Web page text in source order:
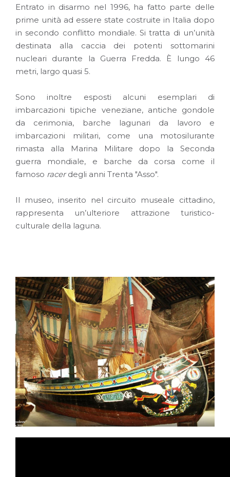
Entrato in disarmo nel 1996, ha fatto parte delle
prime unità ad essere state costruite in Italia dopo
in secondo conflitto mondiale. Si tratta di un’unità
destinata alla caccia dei potenti sottomarini
nucleari durante la Guerra Fredda. È lungo 46
metri, largo quasi 5.
Sono inoltre esposti alcuni esemplari di
imbarcazioni tipiche veneziane, antiche gondole
da cerimonia, barche lagunari da lavoro e
imbarcazioni militari, come una motosilurante
rimasta alla Marina Militare dopo la Seconda
guerra mondiale, e barche da corsa come il
famoso racerdegli anni Trenta "Asso".
Il museo, inserito nel circuito museale cittadino,
rappresenta un’ulteriore attrazione turistico-
culturale della laguna.